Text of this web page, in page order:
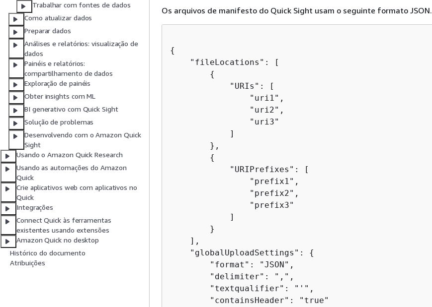
Trabalhar com fontes de dados
Como atualizar dados
Preparar dados
Análises e relatórios: visualização de
dados
Painéis e relatórios:
compartilhamento de dados
Exploração de painéis
Obter insights com ML
BI generativo com Quick Sight
Solução de problemas
Desenvolvendo com o Amazon Quick
Sight
Usando o Amazon Quick Research
Usando as automações do Amazon
Quick
Crie aplicativos web com aplicativos no
Quick
Integrações
Connect Quick às ferramentas
existentes usando extensões
Amazon Quick no desktop
Histórico do documento
Atribuições
Os arquivos de manifesto do Quick Sight usam o seguinte formato JSON.
{
    "fileLocations": [
{
            "URIs": [
                "uri1",
                "uri2",
                "uri3"
            ]
        },
{
            "URIPrefixes": [
                "prefix1",
                "prefix2",
                "prefix3"
            ]
        }
    ],
    "globalUploadSettings":
{
        "format": "JSON",
        "delimiter": ",",
        "textqualifier": "'",
        "containsHeader": "true"